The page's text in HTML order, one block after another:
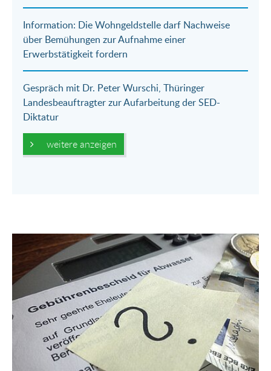
Information: Die Wohngeldstelle darf Nachweise
über Bemühungen zur Aufnahme einer
Erwerbstätigkeit fordern
Gespräch mit Dr. Peter Wurschi, Thüringer
Landesbeauftragter zur Aufarbeitung der SED-
Diktatur
weitere anzeigen